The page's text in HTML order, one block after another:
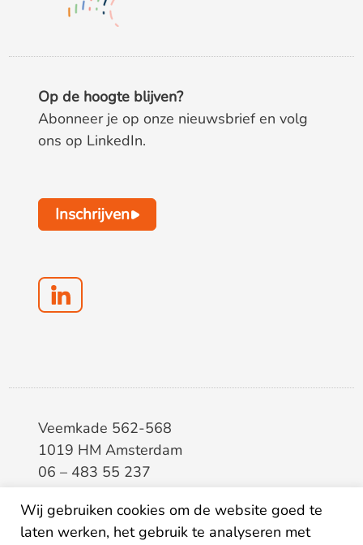
Op de hoogte blijven?
Abonneer je op onze nieuwsbrief en volg
ons op LinkedIn.
Inschrijven
Veemkade 562-568
1019 HM Amsterdam
06 – 483 55 237
BTW8133.20.343.B.01
Wij gebruiken cookies om de website goed te
laten werken, het gebruik te analyseren met